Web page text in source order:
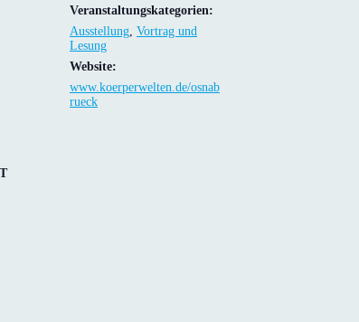
Veranstaltungskategorien:
Ausstellung Vortrag und
Lesung
Website:
www.koerperwelten.de/osnab
rueck